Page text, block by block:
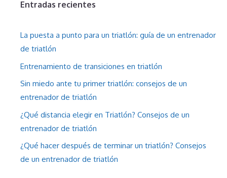
Entradas recientes
La puesta a punto para un triatlón: guía de un entrenador
de triatlón
Entrenamiento de transiciones en triatlón
Sin miedo ante tu primer triatlón: consejos de un
entrenador de triatlón
¿Qué distancia elegir en Triatlón? Consejos de un
entrenador de triatlón
¿Qué hacer después de terminar un triatlón? Consejos
de un entrenador de triatlón